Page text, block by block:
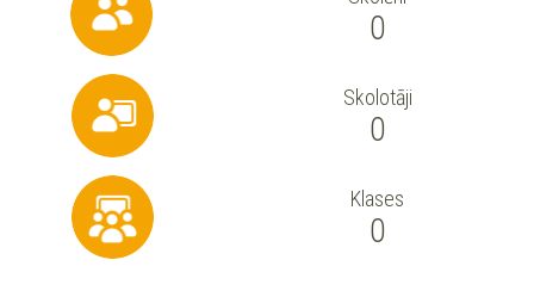
0
Skolotāji
0
Klases
0